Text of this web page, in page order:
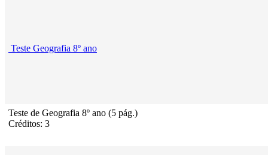
Teste Geografia 8º ano
Teste de Geografia 8º ano (5 pág.)
Créditos: 3